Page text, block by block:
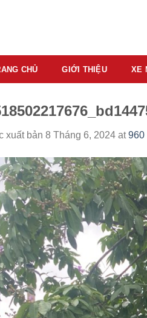
CHỦ GIỚI THIỆU XE
xuất bản 8 Tháng 6, 2024 at960